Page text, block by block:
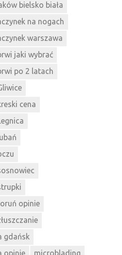
bielsko biała
na nogach
warszawa
jaki wybrać
po 2 latach
cena
opinie
gdańsk
opinie
microblading